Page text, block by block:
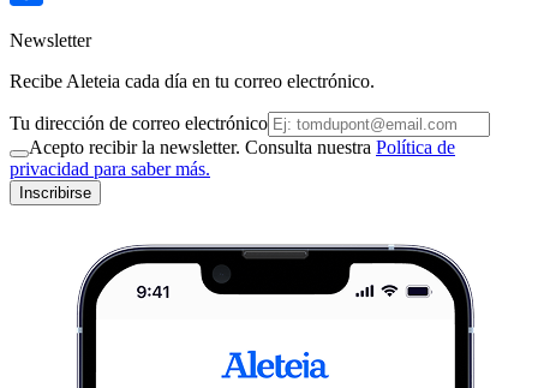
Newsletter
Recibe Aleteia cada día en tu correo electrónico.
Tu dirección de correo electrónico
Acepto recibir la newsletter. Consulta nuestra Política de
privacidad para saber más.
Inscribirse